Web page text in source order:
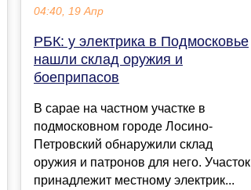
04:40, 19 Апр
РБК: у электрика в Подмосковье
нашли склад оружия и
боеприпасов
В сарае на частном участке в
подмосковном городе Лосино-
Петровский обнаружили склад
оружия и патронов для него. Участок
принадлежит местному электрик...